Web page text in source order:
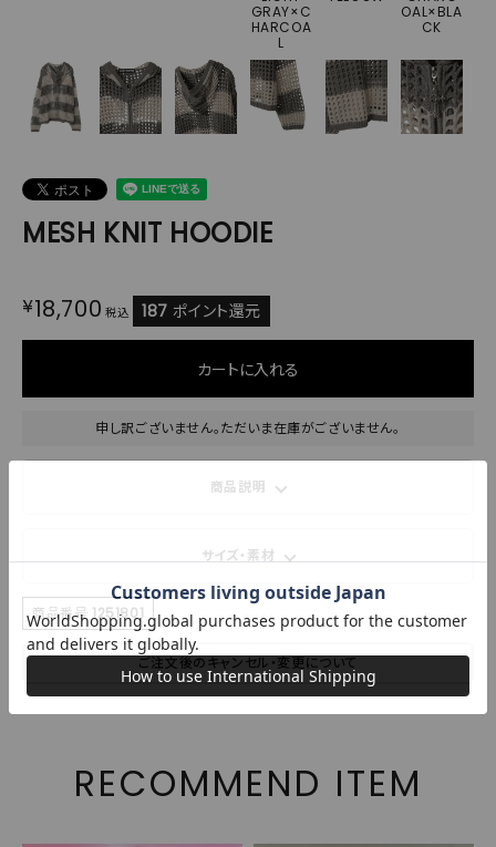
GRAY×C
HARCOA
L
OAL×BLA
CK
MESH KNIT HOODIE
¥18,700 税込 187 ポイント還元
カートに入れる
申し訳ございません。ただいま在庫がございません。
商品説明
サイズ・素材
商品番号 1251801
ご注文後のキャンセル・変更について
RECOMMEND ITEM